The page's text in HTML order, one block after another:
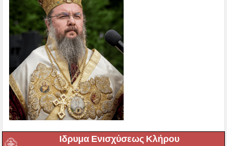
Ιδρυμα Ενισχύσεως Κλήρου